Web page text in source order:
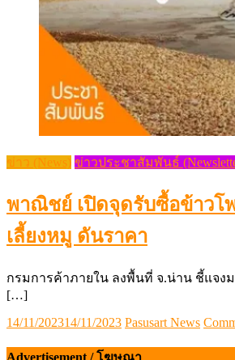
ข่าว (News) ข่าวประชาสัมพันธ์
พาณิชย์ เปิดจุดรับซื้อข้าวโ
เลี้ยงหมู ดันราคา
กรมการค้าภายใน ลงพื้นที่ จ.น่าน ชี้แจง
[…]
Posted
14/11/202314/11/2023 Author
Pasusart News